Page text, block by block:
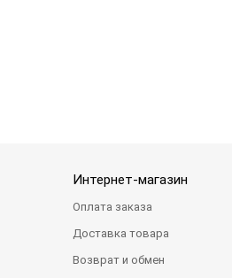
Интернет-магазин
Оплата заказа
Доставка товара
Возврат и обмен